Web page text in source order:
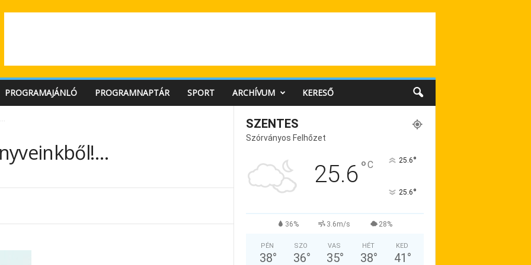
PROGRAMAJÁNLÓ PROGRAMNAPTÁR SPORT ARCHÍVUM KERESŐ
SZENTES
Szórványos Felhőzet
25.6°C 25.6°
25.6°
36% 3.6m/s 28%
PÉN
38°
SZO
36°
VAS
35°
HÉT
38°
KED
41 °